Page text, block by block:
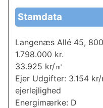
Stamdata
Langenæs Allé 45,
1.798.000 kr.
33.925 kr/㎡
Ejer Udgifter: 3.154
ejerlejlighed
Energimærke: D